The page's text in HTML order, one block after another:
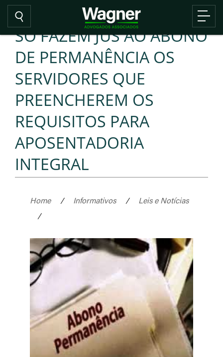
SÓ FAZEM JUS AO ABONO
DE PERMANÊNCIA OS
SERVIDORES QUE
PREENCHEREM OS
REQUISITOS PARA
APOSENTADORIA
INTEGRAL
Home / Informativos /
Leis e Notícias
/